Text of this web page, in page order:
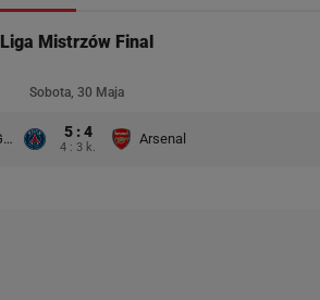
Liga Mistrzów Final
Sobota, 30 Maja
Paris Saint-Germain 5 : 4
4 : 3 k.
Arsenal